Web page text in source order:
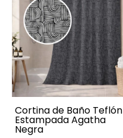
Cortina de Baño Teflón
Estampada Agatha
Negra